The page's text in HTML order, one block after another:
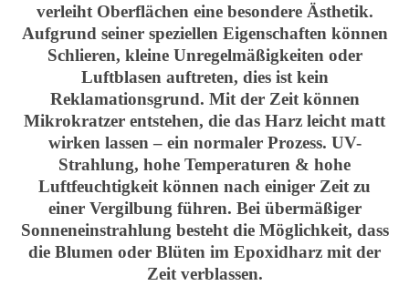
verleiht Oberflächen eine besondere Ästhetik.
Aufgrund seiner speziellen Eigenschaften können
Schlieren, kleine Unregelmäßigkeiten oder
Luftblasen auftreten, dies ist kein
Reklamationsgrund. Mit der Zeit können
Mikrokratzer entstehen, die das Harz leicht matt
wirken lassen – ein normaler Prozess. UV-
Strahlung, hohe Temperaturen & hohe
Luftfeuchtigkeit können nach einiger Zeit zu
einer Vergilbung führen. Bei übermäßiger
Sonneneinstrahlung besteht die Möglichkeit, dass
die Blumen oder Blüten im Epoxidharz mit der
Zeit verblassen.